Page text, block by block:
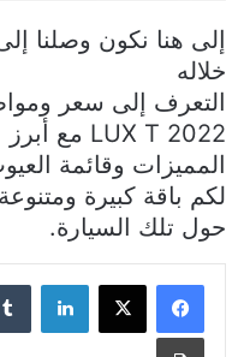
إلى هنا نكون وصلنا
خلاله
التعرف إلى سعر
LUX T 2022 مع أبرز
المميزات وقائمة
لكم باقة كبيرة
حول تلك السيارة.
طباعة